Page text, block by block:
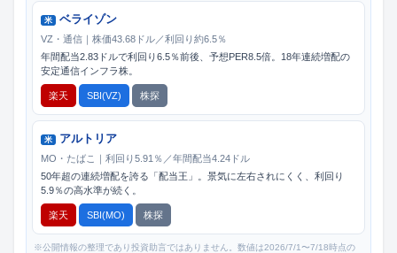
米 ベライゾン
VZ・通信｜株価43.68ドル／利回り約6.5％
年間配当2.83ドルで利回り6.5％前後、予想PER8.5倍。18年連続増配の
安定通信インフラ株。
楽天 SBI(VZ) 株探
米 アルトリア
MO・たばこ｜利回り5.91％／年間配当4.24ドル
50年超の連続増配を誇る「配当王」。景気に左右されにくく、利回り
5.9％の高水準が続く。
楽天 SBI(MO) 株探
※公開情報の整理であり投資助言ではありません。数値は2026/7/1〜7/18時点の